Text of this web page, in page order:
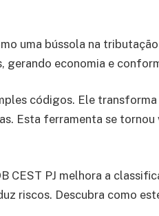
uma bússola na
gerando economia e
códigos. Ele
Esta ferramenta se
CEST PJ melhora a
riscos. Descubra como